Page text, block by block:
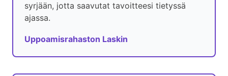
syrjään, jotta saavutat tavoitteesi tietyssä
ajassa.
Uppoamisrahaston Laskin